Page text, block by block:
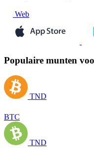
Web
Populaire munten
TND
BTC
TND